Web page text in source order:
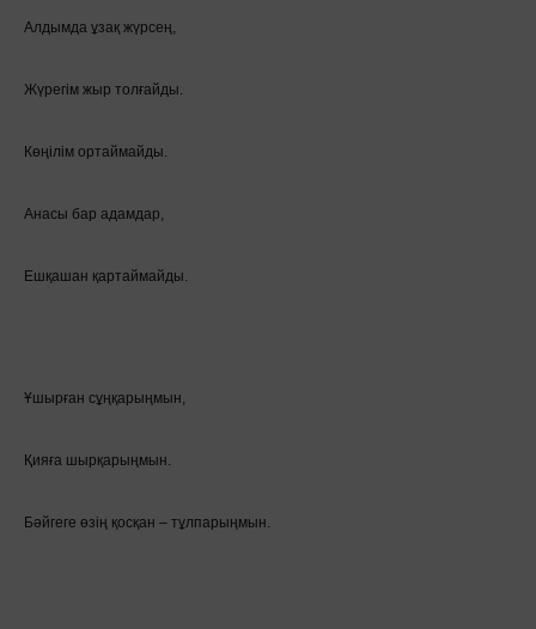
Алдымда ұзақ жүрсең,
Жүрегім жыр толғайды.
Көңілім ортаймайды.
Анасы бар адамдар,
Ешқашан қартаймайды.
Ұшырған сұңқарыңмын,
Қияға шырқарыңмын.
Бәйгеге өзің қосқан – тұлпарыңмын.